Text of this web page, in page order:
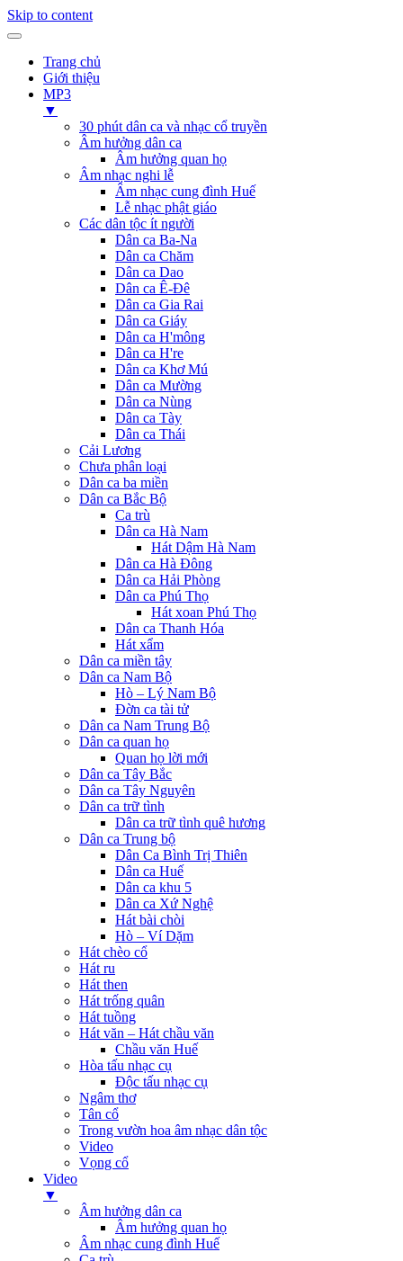
Skip to content
Trang chủ
Giới thiệu
MP3
▼
30 phút dân ca và nhạc cổ truyền
Âm hưởng dân ca
Âm hưởng quan họ
Âm nhạc nghi lễ
Âm nhạc cung đình Huế
Lễ nhạc phật giáo
Các dân tộc ít người
Dân ca Ba-Na
Dân ca Chăm
Dân ca Dao
Dân ca Ê-Đê
Dân ca Gia Rai
Dân ca Giáy
Dân ca H'mông
Dân ca H're
Dân ca Khơ Mú
Dân ca Mường
Dân ca Nùng
Dân ca Tày
Dân ca Thái
Cải Lương
Chưa phân loại
Dân ca ba miền
Dân ca Bắc Bộ
Ca trù
Dân ca Hà Nam
Hát Dậm Hà Nam
Dân ca Hà Đông
Dân ca Hải Phòng
Dân ca Phú Thọ
Hát xoan Phú Thọ
Dân ca Thanh Hóa
Hát xẩm
Dân ca miền tây
Dân ca Nam Bộ
Hò – Lý Nam Bộ
Đờn ca tài tử
Dân ca Nam Trung Bộ
Dân ca quan họ
Quan họ lời mới
Dân ca Tây Bắc
Dân ca Tây Nguyên
Dân ca trữ tình
Dân ca trữ tình quê hương
Dân ca Trung bộ
Dân Ca Bình Trị Thiên
Dân ca Huế
Dân ca khu 5
Dân ca Xứ Nghệ
Hát bài chòi
Hò – Ví Dặm
Hát chèo cổ
Hát ru
Hát then
Hát trống quân
Hát tuồng
Hát văn – Hát chầu văn
Chầu văn Huế
Hòa tấu nhạc cụ
Độc tấu nhạc cụ
Ngâm thơ
Tân cổ
Trong vườn hoa âm nhạc dân tộc
Video
Vọng cổ
Video
▼
Âm hưởng dân ca
Âm hưởng quan họ
Âm nhạc cung đình Huế